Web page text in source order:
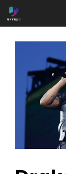
Aller
au